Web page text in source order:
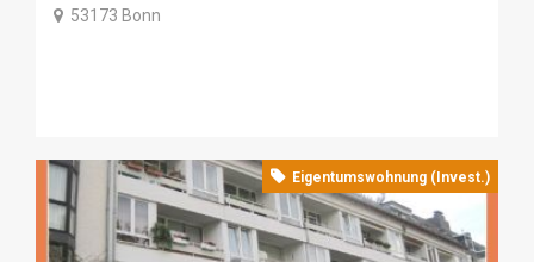
53173 Bonn
Eigentumswohnung (Invest.)